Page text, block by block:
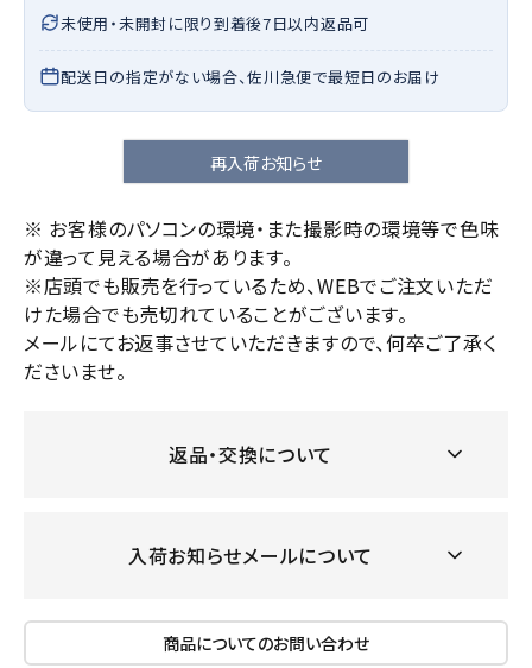
未使用・未開封に限り到着後7日以内返品可
配送日の指定がない場合、佐川急便で最短日のお届け
再入荷お知らせ
※ お客様のパソコンの環境・また撮影時の環境等で色味
が違って見える場合があります。
※店頭でも販売を行っているため、WEBでご注文いただ
けた場合でも売切れていることがございます。
メールにてお返事させていただきますので、何卒ご了承く
ださいませ。
返品・交換について
入荷お知らせメールについて
商品についてのお問い合わせ